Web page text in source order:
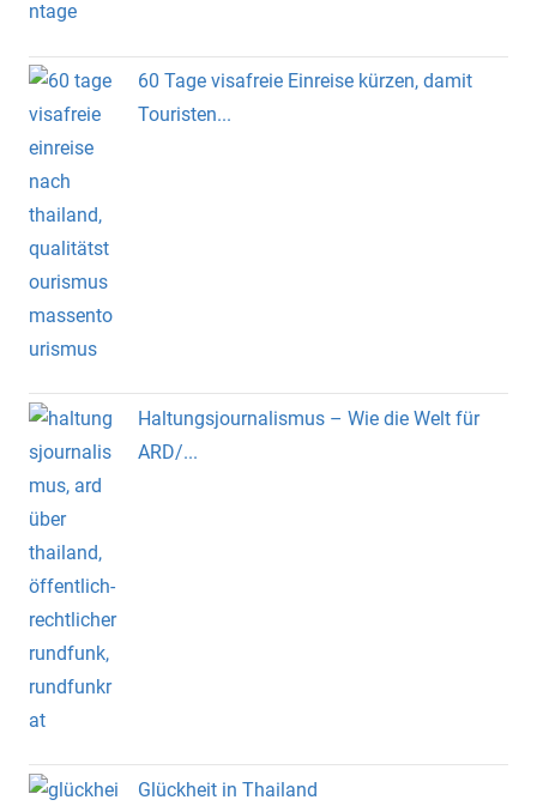
60 Tage visafreie Einreise kürzen, damit
Touristen...
Haltungsjournalismus – Wie die Welt für
ARD/...
Glückheit in Thailand